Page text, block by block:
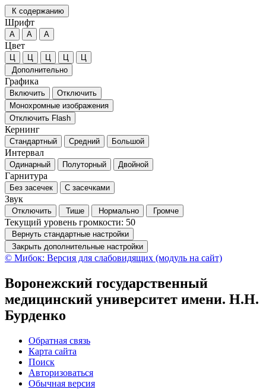
К содержанию
Шрифт
А А А
Цвет
Ц Ц Ц Ц
Ц
Дополнительно
Графика
Включить
Отключить
Монохромные изображения
Отключить Flash
Кернинг
Стандартный Средний Большой
Интервал
Одинарный Полуторный Двойной
Гарнитура
Без засечек С засечками
Звук
Отключить Тише Нормально Громче
Текущий уровень громкости: 50
Вернуть стандартные настройки
Закрыть дополнительные настройки
© Мибок: Версия для слабовидящих (модуль на сайт)
Воронежский государственный
медицинский университет имени. Н.Н.
Бурденко
Обратная связь
Карта сайта
Поиск
Авторизоваться
Обычная версия